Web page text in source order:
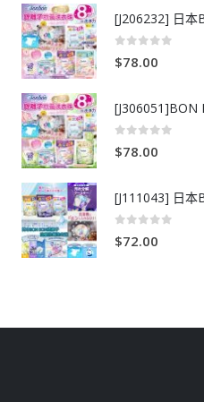
$78.00
$78.00
$72.00